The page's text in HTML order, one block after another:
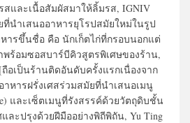
และเนื้อสัมผัสมาให้ลิ้มรส, IGNIV
นำเสนออาหารยุโรปสมัยใหม่ในรูป
ารขึ้นชื่อ คือ นักเก็ตไก่ที่กรอบนอกแต่
ร้อมซอสบาร์บีคิวสูตรพิเศษของร้าน,
[ถือเป็นร้านติดอันดับครั้งแรกเนื่องจาก
หารฝรั่งเศสร่วมสมัยที่นำเสนอเมนู
และเซ็ตเมนูที่รังสรรค์ด้วยวัตถุดิบชั้น
ละปรุงด้วยฝีมืออย่างพิถีพิถัน, Yu Ting